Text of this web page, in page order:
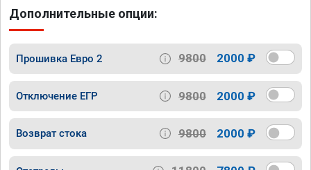
Дополнительные опции:
Прошивка Евро 2 9800 2000 ₽
Отключение ЕГР 9800 2000 ₽
Возврат стока 9800 2000 ₽